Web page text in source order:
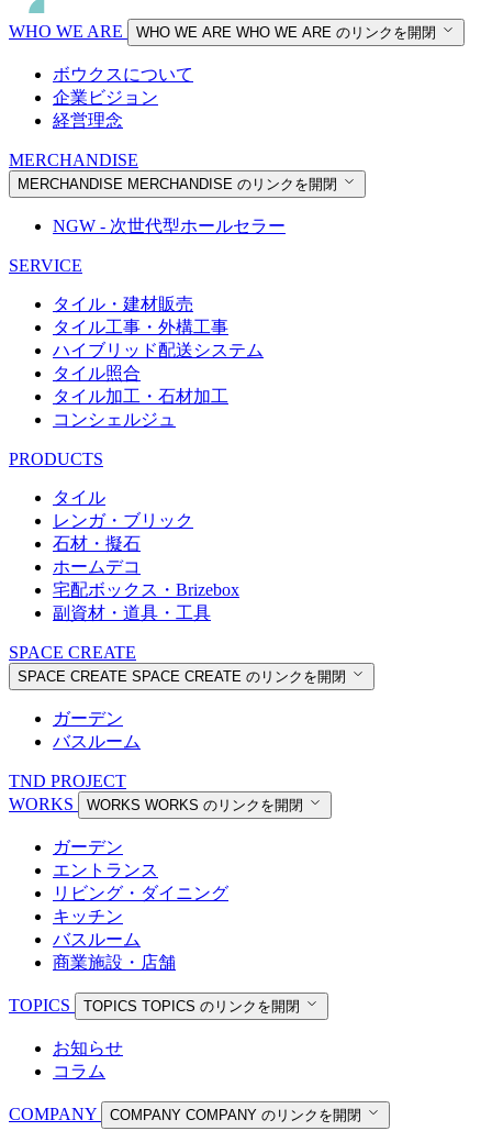
WHO WE ARE WHO WE ARE WHO WE ARE のリンクを開閉
ボウクスについて
企業ビジョン
経営理念
MERCHANDISE
MERCHANDISE MERCHANDISE のリンクを開閉
NGW - 次世代型ホールセラー
SERVICE
タイル・建材販売
タイル工事・外構工事
ハイブリッド配送システム
タイル照合
タイル加工・石材加工
コンシェルジュ
PRODUCTS
タイル
レンガ・ブリック
石材・擬石
ホームデコ
宅配ボックス・Brizebox
副資材・道具・工具
SPACE CREATE
SPACE CREATE SPACE CREATE のリンクを開閉
ガーデン
バスルーム
TND PROJECT
WORKS
WORKS WORKS のリンクを開閉
ガーデン
エントランス
リビング・ダイニング
キッチン
バスルーム
商業施設・店舗
TOPICS TOPICS TOPICS のリンクを開閉
お知らせ
コラム
COMPANY COMPANY COMPANY のリンクを開閉